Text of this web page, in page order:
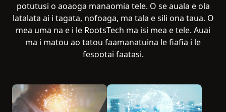
potutusi o aoaoga manaomia tele. O se auala e ola
latalata ai i tagata, nofoaga, ma tala e sili ona taua. O
mea uma na e i le RootsTech ma isi mea e tele. Auai
ma i matou ao tatou faamanatuina le fiafia i le
fesootai faatasi.